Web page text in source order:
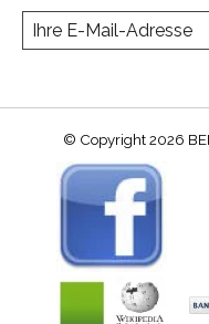
© Copyright 2026